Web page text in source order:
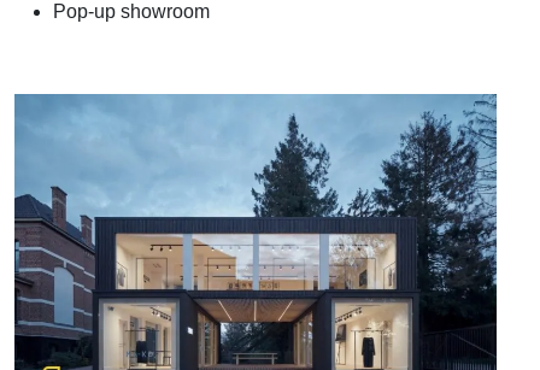
Pop-up showroom